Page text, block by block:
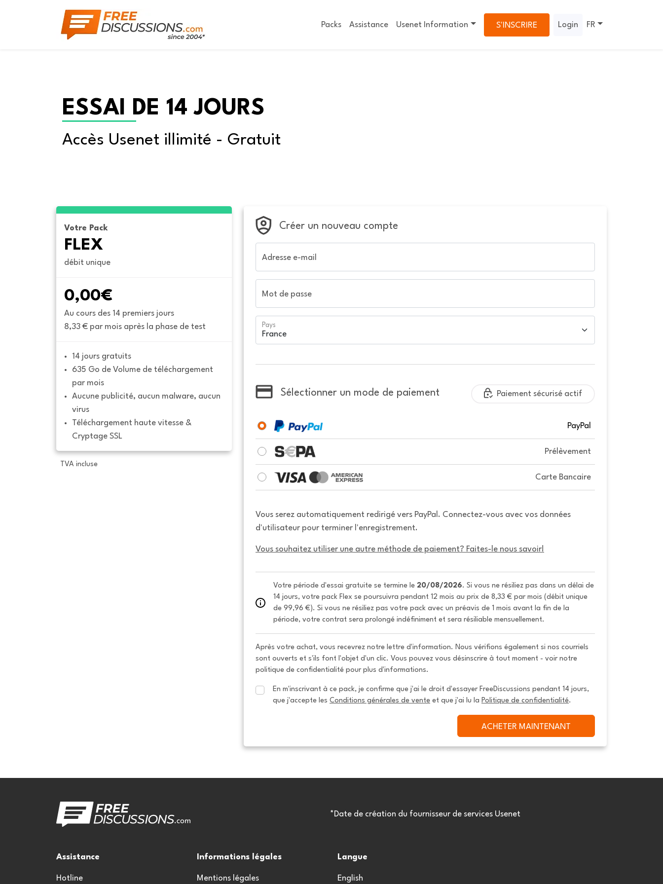
Packs Assistance Usenet Information S'INSCRIRE Login FR
ESSAI DE 14 JOURS
Accès Usenet illimité - Gratuit
Votre Pack
FLEX
débit unique
0,00€
Au cours des 14 premiers jours
8,33 € par mois après la phase de test
14 jours gratuits
635 Go de Volume de téléchargement
par mois
Aucune publicité, aucun malware, aucun
virus
Téléchargement haute vitesse &
Cryptage SSL
TVA incluse
Créer un nouveau compte
Adresse e-mail
Mot de passe
Pays
Sélectionner un mode de paiement Paiement sécurisé actif
PayPal
Prélèvement
Carte Bancaire
Vous serez automatiquement redirigé vers PayPal. Connectez-vous avec vos données
d'utilisateur pour terminer l'enregistrement.
Vous souhaitez utiliser une autre méthode de paiement? Faites-le nous savoir!
Votre période d'essai gratuite se termine le 20/08/2026. Si vous ne résiliez pas dans un délai de
14 jours, votre pack Flex se poursuivra pendant 12 mois au prix de 8,33 € par mois (débit unique
de 99,96 €). Si vous ne résiliez pas votre pack avec un préavis de 1 mois avant la fin de la
période, votre contrat sera prolongé indéfiniment et sera résiliable mensuellement.
Après votre achat, vous recevrez notre lettre d'information. Nous vérifions également si nos courriels
sont ouverts et s'ils font l'objet d'un clic. Vous pouvez vous désinscrire à tout moment - voir notre
politique de confidentialité pour plus d'informations.
En m'inscrivant à ce pack, je confirme que j'ai le droit d'essayer FreeDiscussions pendant 14 jours,
que j'accepte les Conditions générales de vente et que j'ai lu la Politique de confidentialité.
ACHETER MAINTENANT
*Date de création du fournisseur de services Usenet
Assistance
Hotline
Informations légales
Mentions légales
Langue
English